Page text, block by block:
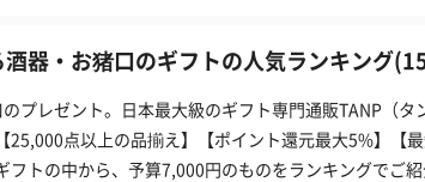
器・お猪口のギフトの人気ランキング
プレゼント。日本最大級のギフト専門通販TANP（タ
点以上の品揃え】【ポイント還元最大5%】【
トの中から、予算7,000円のものをランキングでご紹